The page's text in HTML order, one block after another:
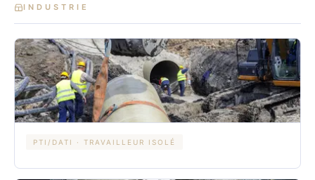
INDUSTRIE
PTI/DATI · TRAVAILLEUR ISOLÉ